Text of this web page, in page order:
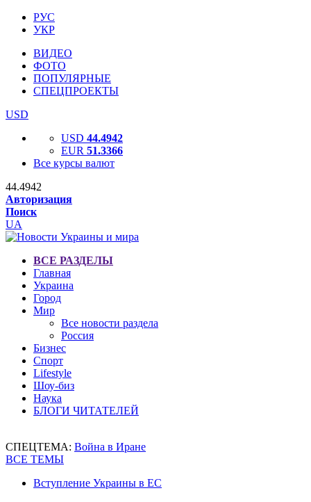
РУС
УКР
ВИДЕО
ФОТО
ПОПУЛЯРНЫЕ
СПЕЦПРОЕКТЫ
USD
USD 44.4942
EUR 51.3366
Все курсы валют
44.4942
Авторизация
Поиск
UA
ВСЕ РАЗДЕЛЫ
Главная
Украина
Город
Мир
Все новости раздела
Россия
Бизнес
Спорт
Lifestyle
Шоу-биз
Наука
БЛОГИ ЧИТАТЕЛЕЙ
СПЕЦТЕМА: Война в Иране
ВСЕ ТЕМЫ
Вступление Украины в ЕС